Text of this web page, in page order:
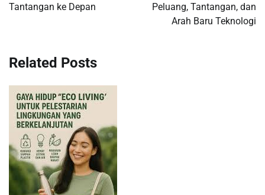
Tantangan ke Depan
Peluang, Tantangan, dan
Arah Baru Teknologi
Related Posts